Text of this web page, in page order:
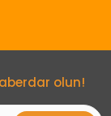
olun!